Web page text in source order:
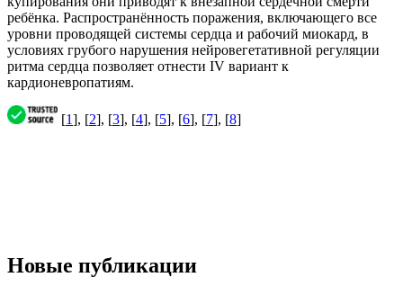
ребёнка. Распространённость поражения, включающего все
уровни проводящей системы сердца и рабочий миокард, в
условиях грубого нарушения нейровегетативной регуляции
ритма сердца позволяет отнести IV вариант к
кардионевропатиям.
[1], [2], [3], [4], [5], [6], [7], [8]
Новые публикации